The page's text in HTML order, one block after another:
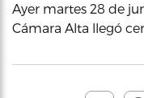
Ayer martes 28 de
Cámara Alta llegó